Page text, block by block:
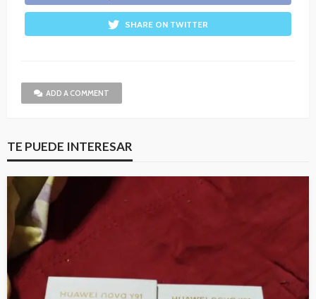
SHARE ON TWITTER
ADD A COMMENT
TE PUEDE INTERESAR